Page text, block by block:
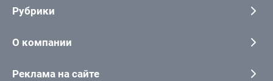
Рубрики
О компании
Реклама на сайте